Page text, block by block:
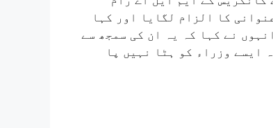
کا الزام لگایا اور کہا
نے کہا کہ یہ ان کی سمجھ سے
ایسے وزراء کو ہٹا نہیں پا